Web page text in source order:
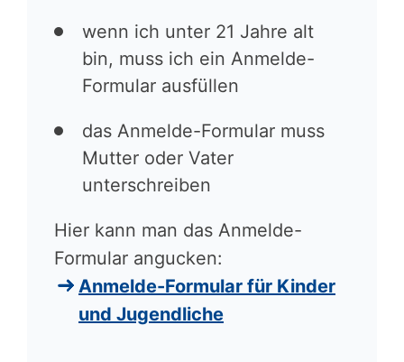
wenn ich unter 21 Jahre alt
bin, muss ich ein Anmelde-
Formular ausfüllen
das Anmelde-Formular muss
Mutter oder Vater
unterschreiben
Hier kann man das Anmelde-
Formular angucken:
Anmelde-Formular für Kinder
und Jugendliche